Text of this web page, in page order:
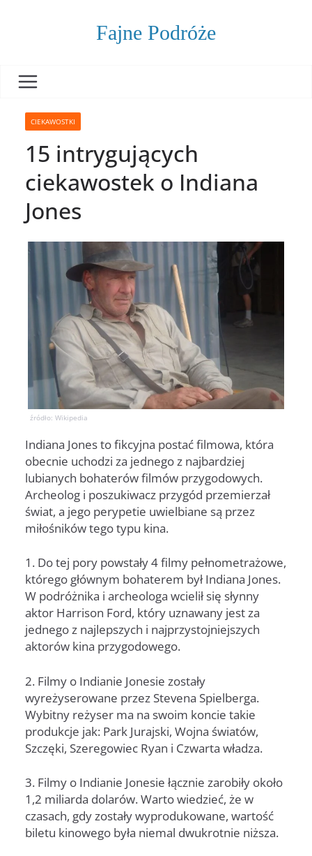
Fajne Podróże
CIEKAWOSTKI
15 intrygujących
ciekawostek o Indiana
Jones
źródło: Wikipedia
Indiana Jones to fikcyjna postać filmowa, która
obecnie uchodzi za jednego z najbardziej
lubianych bohaterów filmów przygodowych.
Archeolog i poszukiwacz przygód przemierzał
świat, a jego perypetie uwielbiane są przez
miłośników tego typu kina.
1. Do tej pory powstały 4 filmy pełnometrażowe,
którego głównym bohaterem był Indiana Jones.
W podróżnika i archeologa wcielił się słynny
aktor Harrison Ford, który uznawany jest za
jednego z najlepszych i najprzystojniejszych
aktorów kina przygodowego.
2. Filmy o Indianie Jonesie zostały
wyreżyserowane przez Stevena Spielberga.
Wybitny reżyser ma na swoim koncie takie
produkcje jak: Park Jurajski, Wojna światów,
Szczęki, Szeregowiec Ryan i Czwarta władza.
3. Filmy o Indianie Jonesie łącznie zarobiły około
1,2 miliarda dolarów. Warto wiedzieć, że w
czasach, gdy zostały wyprodukowane, wartość
biletu kinowego była niemal dwukrotnie niższa.